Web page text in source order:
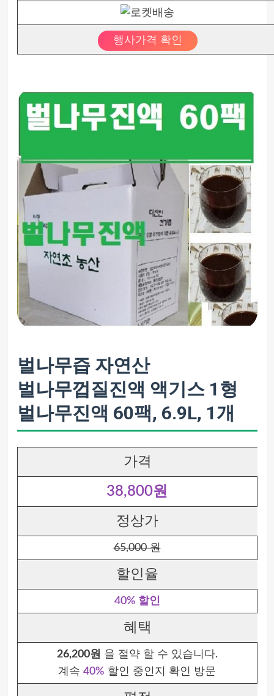
행사가격 확인
벌나무즙 자연산
벌나무껍질진액 액기스 1형
벌나무진액 60팩, 6.9L, 1개
가격
38,800원
정상가
65,000 원
할인율
40% 할인
혜택
26,200원 을 절약 할 수 있습니다.
계속 40% 할인 중인지 확인 방문